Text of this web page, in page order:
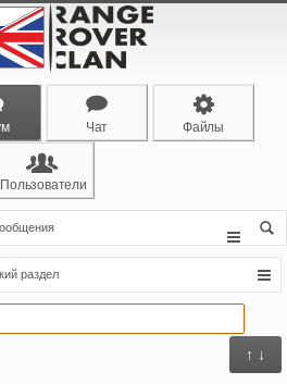
Чат Файлы
Пользователи
раздел
↑ ↓